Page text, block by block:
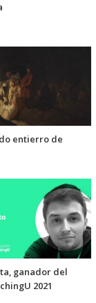
entierro de
ganador del
2021